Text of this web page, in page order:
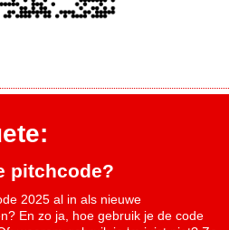
pitchcode?
2025 al in als nieuwe
En zo ja, hoe gebruik je de code